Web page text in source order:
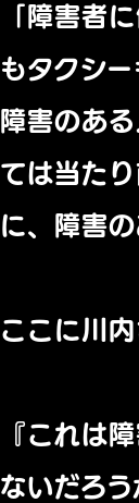
「障害者
もタクシ
障害のあ
ては当た
に、障害
ここに川内
『これは
ないだろう